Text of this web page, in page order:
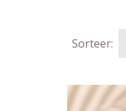
Sorteer: